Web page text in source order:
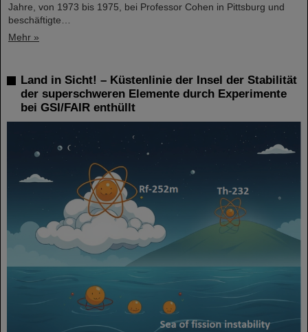
Jahre, von 1973 bis 1975, bei Professor Cohen in Pittsburg und
beschäftigte…
Mehr »
Land in Sicht! – Küstenlinie der Insel der Stabilität
der superschweren Elemente durch Experimente
bei GSI/FAIR enthüllt